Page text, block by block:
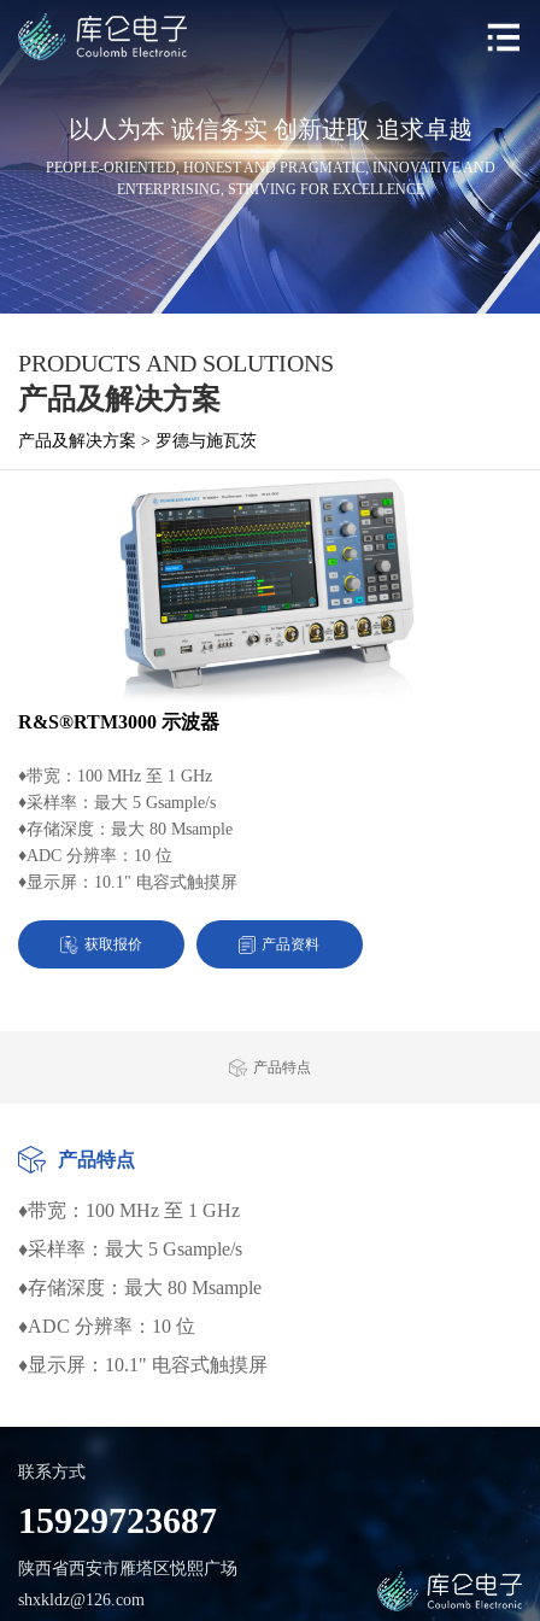
以人为本 诚信务实 创新进取 追求卓越
PEOPLE-ORIENTED, HONEST AND PRAGMATIC, INNOVATIVE AND
ENTERPRISING, STRIVING FOR EXCELLENCE
PRODUCTS AND SOLUTIONS
产品及解决方案
产品及解决方案 > 罗德与施瓦茨
R&S®RTM3000 示波器
♦带宽：100 MHz 至 1 GHz
♦采样率：最大 5 Gsample/s
♦存储深度：最大 80 Msample
♦ADC 分辨率：10 位
♦显示屏：10.1" 电容式触摸屏
获取报价 产品资料
产品特点
产品特点
♦带宽：100 MHz 至 1 GHz
♦采样率：最大 5 Gsample/s
♦存储深度：最大 80 Msample
♦ADC 分辨率：10 位
♦显示屏：10.1" 电容式触摸屏
联系方式
15929723687
陕西省西安市雁塔区悦熙广场
shxkldz@126.com